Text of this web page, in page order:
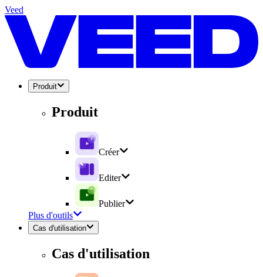
Veed
Produit
Produit
Créer
Editer
Publier
Plus d'outils
Cas d'utilisation
Cas d'utilisation